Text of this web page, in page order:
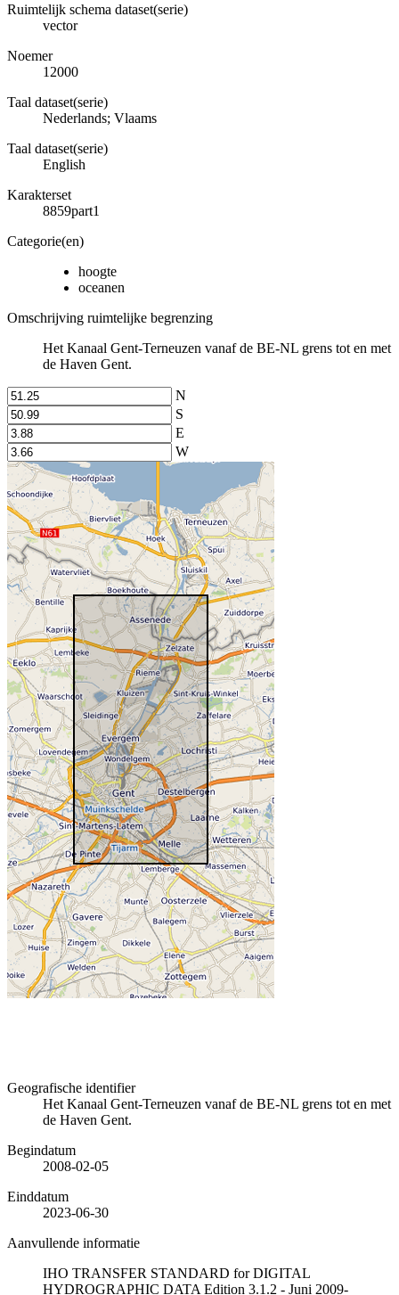
Ruimtelijk schema dataset(serie)
vector
Noemer
12000
Taal dataset(serie)
Nederlands; Vlaams
Taal dataset(serie)
English
Karakterset
8859part1
Categorie(en)
hoogte
oceanen
Omschrijving ruimtelijke begrenzing
Het Kanaal Gent-Terneuzen vanaf de BE-NL grens tot en met
de Haven Gent.
N
S
E
W
Geografische identifier
Het Kanaal Gent-Terneuzen vanaf de BE-NL grens tot en met
de Haven Gent.
Begindatum
2008-02-05
Einddatum
2023-06-30
Aanvullende informatie
IHO TRANSFER STANDARD for DIGITAL
HYDROGRAPHIC DATA Edition 3.1.2 - Juni 2009-